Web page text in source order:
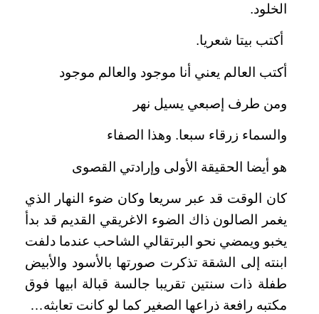
الخلود.
أكتب بيتا شعريا.
أكتب العالم يعني أنا موجود والعالم موجود
ومن طرف إصبعي يسيل نهر
والسماء زرقاء سبعا. وهذا الصفاء
هو أيضا الحقيقة الأولى وإرادتي القصوى
كان الوقت قد عبر سريعا وكان ضوء النهار الذي
يغمر الصالون ذاك الضوء الاغريقي القديم قد بدأ
يخبو ويمضي نحو البرتقالي الشاحب عندما دلفت
ابنته إلى الشقة تذكرت صورتها بالأسود والأبيض
طفلة ذات سنتين تقريبا جالسة قبالة ابيها فوق
مكتبه رافعة ذراعها الصغير كما لو كانت تعابثه…